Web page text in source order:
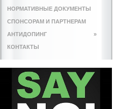
НОРМАТИВНЫЕ ДОКУМЕНТЫ
СПОНСОРАМ И ПАРТНЕРАМ
АНТИДОПИНГ »
КОНТАКТЫ